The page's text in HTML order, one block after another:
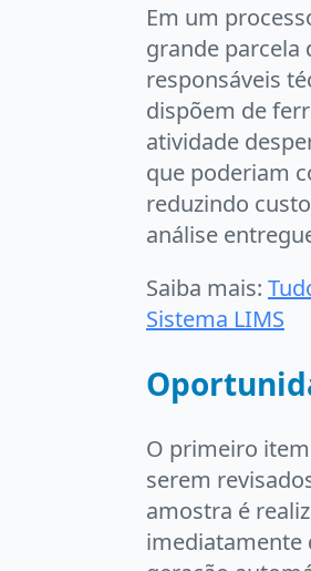
Em um
grande parcela
responsáveis
dispõem de
atividade
que poderiam
reduzindo
análise
Saiba mais:
Sistema LIMS
O primeiro
serem
amostra é
imediatamente